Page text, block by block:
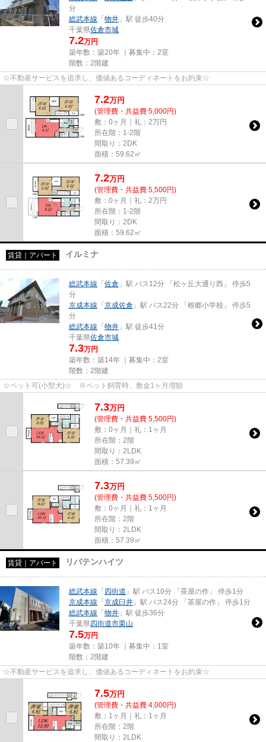
分
総武本線 「物井 」駅 徒歩40分
千葉県佐倉市城
7.2万円
築年数：築20年 ｜募集中： 2室
階数：2階建
☆不動産サービスを追求し、価値あるコーディネートをお約束☆
7.2万円
(管理費・共益費 5,000円)
敷：0ヶ月｜礼：2万円
所在階：1-2階
間取り：2DK
面積：59.62㎡
7.2万円
(管理費・共益費 5,500円)
敷：0ヶ月｜礼：2万円
所在階：1-2階
間取り：2DK
面積：59.62㎡
賃貸｜アパート イルミナ
総武本線 「佐倉 」駅 バス12分 「松ヶ丘大通り西」 停歩5
分
京成本線 「京成佐倉 」駅 バス22分 「根郷小学校」 停歩5
分
総武本線 「物井 」駅 徒歩41分
千葉県佐倉市城
7.3万円
築年数：築14年 ｜募集中： 2室
階数：2階建
☆ペット可(小型犬)☆ ※ペット飼育時、敷金1ヶ月増額
7.3万円
(管理費・共益費 5,500円)
敷：0ヶ月｜礼：1ヶ月
所在階：2階
間取り：2LDK
面積：57.39㎡
7.3万円
(管理費・共益費 5,500円)
敷：0ヶ月｜礼：1ヶ月
所在階：2階
間取り：2LDK
面積：57.39㎡
賃貸｜アパート リバテンハイツ
総武本線 「四街道 」駅 バス10分 「茶屋の作」 停歩1分
京成本線 「京成臼井 」駅 バス24分 「茶屋の作」 停歩1分
総武本線 「物井 」駅 徒歩36分
千葉県四街道市栗山
7.5万円
築年数：築10年 ｜募集中： 1室
階数：2階建
☆不動産サービスを追求し、価値あるコーディネートをお約束☆
7.5万円
(管理費・共益費 4,000円)
敷：1ヶ月｜礼：1ヶ月
所在階：2階
間取り：2LDK